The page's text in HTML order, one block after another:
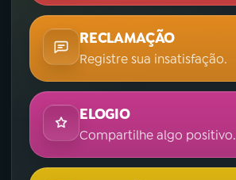
RECLAMAÇÃO
Registre sua insatisfação.
ELOGIO
Compartilhe algo positivo.